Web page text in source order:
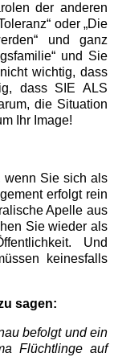
der anderen
oder „Die
und ganz
und Sie
wichtig, dass
dass SIE ALS
die Situation
Ihr Image!
wenn Sie sich als
erfolgt rein
Apelle aus
Sie wieder als
Und
keinesfalls
sagen:
befolgt und ein
Flüchtlinge auf